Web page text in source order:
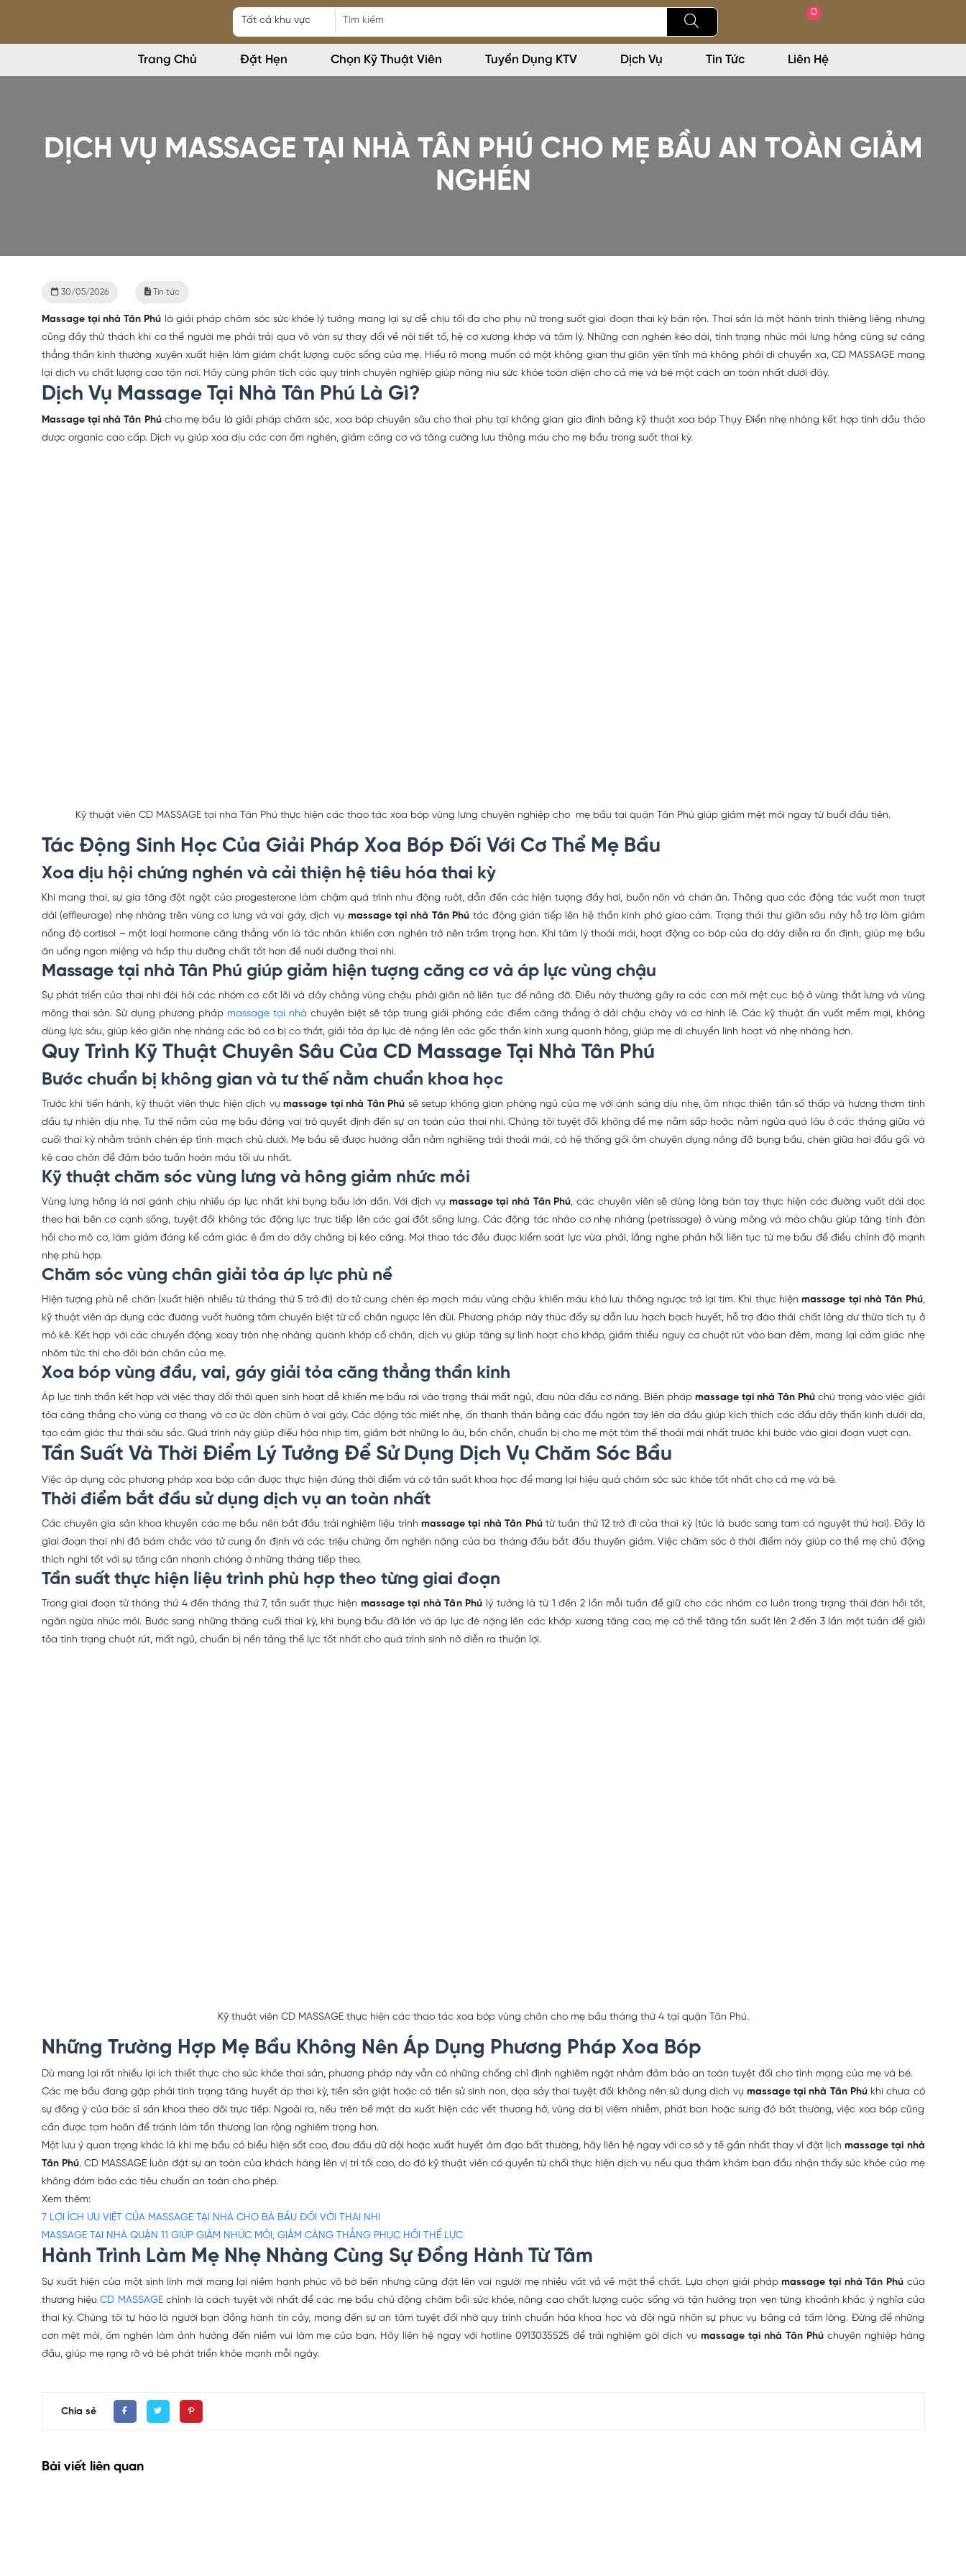
0
Trang Chủ Đặt Hẹn Chọn Kỹ Thuật Viên Tuyển Dụng KTV Dịch Vụ Tin Tức Liên Hệ
DỊCH VỤ MASSAGE TẠI NHÀ TÂN PHÚ CHO MẸ BẦU AN TOÀN GIẢM
NGHÉN
30/05/2026 Tin tức
Massage tại nhà Tân Phú là giải pháp chăm sóc sức khỏe lý tưởng mang lại sự dễ chịu tối đa cho phụ nữ trong suốt giai đoạn thai kỳ bận rộn. Thai sản là một hành trình thiêng liêng nhưng
cũng đầy thử thách khi cơ thể người mẹ phải trải qua vô vàn sự thay đổi về nội tiết tố, hệ cơ xương khớp và tâm lý. Những cơn nghén kéo dài, tình trạng nhức mỏi lưng hông cùng sự căng
thẳng thần kinh thường xuyên xuất hiện làm giảm chất lượng cuộc sống của mẹ. Hiểu rõ mong muốn có một không gian thư giãn yên tĩnh mà không phải di chuyển xa, CD MASSAGE mang
lại dịch vụ chất lượng cao tận nơi. Hãy cùng phân tích các quy trình chuyên nghiệp giúp nâng niu sức khỏe toàn diện cho cả mẹ và bé một cách an toàn nhất dưới đây.
Dịch Vụ Massage Tại Nhà Tân Phú Là Gì?
Massage tại nhà Tân Phúcho mẹ bầu là giải pháp chăm sóc, xoa bóp chuyên sâu cho thai phụ tại không gian gia đình bằng kỹ thuật xoa bóp Thụy Điển nhẹ nhàng kết hợp tinh dầu thảo
dược organic cao cấp. Dịch vụ giúp xoa dịu các cơn ốm nghén, giảm căng cơ và tăng cường lưu thông máu cho mẹ bầu trong suốt thai kỳ.
Kỹ thuật viên CD MASSAGE tại nhà Tân Phú thực hiện các thao tác xoa bóp vùng lưng chuyên nghiệp cho mẹ bầu tại quận Tân Phú giúp giảm mệt mỏi ngay từ buổi đầu tiên.
Tác Động Sinh Học Của Giải Pháp Xoa Bóp Đối Với Cơ Thể Mẹ Bầu
Xoa dịu hội chứng nghén và cải thiện hệ tiêu hóa thai kỳ
Khi mang thai, sự gia tăng đột ngột của progesterone làm chậm quá trình nhu động ruột, dẫn đến các hiện tượng đầy hơi, buồn nôn và chán ăn. Thông qua các động tác vuốt mơn trượt
dài (effleurage) nhẹ nhàng trên vùng cơ lưng và vai gáy, dịch vụ massage tại nhà Tân Phú tác động gián tiếp lên hệ thần kinh phó giao cảm. Trạng thái thư giãn sâu này hỗ trợ làm giảm
nồng độ cortisol – một loại hormone căng thẳng vốn là tác nhân khiến cơn nghén trở nên trầm trọng hơn. Khi tâm lý thoải mái, hoạt động co bóp của dạ dày diễn ra ổn định, giúp mẹ bầu
ăn uống ngon miệng và hấp thu dưỡng chất tốt hơn để nuôi dưỡng thai nhi.
Massage tại nhà Tân Phú giúp giảm hiện tượng căng cơ và áp lực vùng chậu
Sự phát triển của thai nhi đòi hỏi các nhóm cơ cốt lõi và dây chằng vùng chậu phải giãn nở liên tục để nâng đỡ. Điều này thường gây ra các cơn mỏi mệt cục bộ ở vùng thắt lưng và vùng
mông thai sản. Sử dụng phương pháp massage tại nhà chuyên biệt sẽ tập trung giải phóng các điểm căng thẳng ở dải chậu chày và cơ hình lê. Các kỹ thuật ấn vuốt mềm mại, không
dùng lực sâu, giúp kéo giãn nhẹ nhàng các bó cơ bị co thắt, giải tỏa áp lực đè nặng lên các gốc thần kinh xung quanh hông, giúp mẹ di chuyển linh hoạt và nhẹ nhàng hơn.
Quy Trình Kỹ Thuật Chuyên Sâu Của CD Massage Tại Nhà Tân Phú
Bước chuẩn bị không gian và tư thế nằm chuẩn khoa học
Trước khi tiến hành, kỹ thuật viên thực hiện dịch vụ massage tại nhà Tân Phú sẽ setup không gian phòng ngủ của mẹ với ánh sáng dịu nhẹ, âm nhạc thiền tần số thấp và hương thơm tinh
dầu tự nhiên dịu nhẹ. Tư thế nằm của mẹ bầu đóng vai trò quyết định đến sự an toàn của thai nhi. Chúng tôi tuyệt đối không để mẹ nằm sấp hoặc nằm ngửa quá lâu ở các tháng giữa và
cuối thai kỳ nhằm tránh chèn ép tĩnh mạch chủ dưới. Mẹ bầu sẽ được hướng dẫn nằm nghiêng trái thoải mái, có hệ thống gối ôm chuyên dụng nâng đỡ bụng bầu, chèn giữa hai đầu gối và
kê cao chân để đảm bảo tuần hoàn máu tối ưu nhất.
Kỹ thuật chăm sóc vùng lưng và hông giảm nhức mỏi
Vùng lưng hông là nơi gánh chịu nhiều áp lực nhất khi bụng bầu lớn dần. Với dịch vụ massage tại nhà Tân Phú, các chuyên viên sẽ dùng lòng bàn tay thực hiện các đường vuốt dài dọc
theo hai bên cơ cạnh sống, tuyệt đối không tác động lực trực tiếp lên các gai đốt sống lưng. Các động tác nhào cơ nhẹ nhàng (petrissage) ở vùng mông và mào chậu giúp tăng tính đàn
hồi cho mô cơ, làm giảm đáng kể cảm giác ê ẩm do dây chằng bị kéo căng. Mọi thao tác đều được kiểm soát lực vừa phải, lắng nghe phản hồi liên tục từ mẹ bầu để điều chỉnh độ mạnh
nhẹ phù hợp.
Chăm sóc vùng chân giải tỏa áp lực phù nề
Hiện tượng phù nề chân (xuất hiện nhiều từ tháng thứ 5 trở đi) do tử cung chèn ép mạch máu vùng chậu khiến máu khó lưu thông ngược trở lại tim. Khi thực hiệnmassage tại nhà Tân Phú,
kỹ thuật viên áp dụng các đường vuốt hướng tâm chuyên biệt từ cổ chân ngược lên đùi. Phương pháp này thúc đẩy sự dẫn lưu hạch bạch huyết, hỗ trợ đào thải chất lỏng dư thừa tích tụ ở
mô kẽ. Kết hợp với các chuyển động xoay tròn nhẹ nhàng quanh khớp cổ chân, dịch vụ giúp tăng sự linh hoạt cho khớp, giảm thiểu nguy cơ chuột rút vào ban đêm, mang lại cảm giác nhẹ
nhõm tức thì cho đôi bàn chân của mẹ.
Xoa bóp vùng đầu, vai, gáy giải tỏa căng thẳng thần kinh
Áp lực tinh thần kết hợp với việc thay đổi thói quen sinh hoạt dễ khiến mẹ bầu rơi vào trạng thái mất ngủ, đau nửa đầu cơ năng. Biện phápmassage tại nhà Tân Phú chú trọng vào việc giải
tỏa căng thẳng cho vùng cơ thang và cơ ức đòn chũm ở vai gáy. Các động tác miết nhẹ, ấn thanh thản bằng các đầu ngón tay lên da đầu giúp kích thích các đầu dây thần kinh dưới da,
tạo cảm giác thư thái sâu sắc. Quá trình này giúp điều hòa nhịp tim, giảm bớt những lo âu, bồn chồn, chuẩn bị cho mẹ một tâm thế thoải mái nhất trước khi bước vào giai đoạn vượt cạn.
Tần Suất Và Thời Điểm Lý Tưởng Để Sử Dụng Dịch Vụ Chăm Sóc Bầu
Việc áp dụng các phương pháp xoa bóp cần được thực hiện đúng thời điểm và có tần suất khoa học để mang lại hiệu quả chăm sóc sức khỏe tốt nhất cho cả mẹ và bé.
Thời điểm bắt đầu sử dụng dịch vụ an toàn nhất
Các chuyên gia sản khoa khuyến cáo mẹ bầu nên bắt đầu trải nghiệm liệu trìnhmassage tại nhà Tân Phútừ tuần thứ 12 trở đi của thai kỳ (tức là bước sang tam cá nguyệt thứ hai). Đây là
giai đoạn thai nhi đã bám chắc vào tử cung ổn định và các triệu chứng ốm nghén nặng của ba tháng đầu bắt đầu thuyên giảm. Việc chăm sóc ở thời điểm này giúp cơ thể mẹ chủ động
thích nghi tốt với sự tăng cân nhanh chóng ở những tháng tiếp theo.
Tần suất thực hiện liệu trình phù hợp theo từng giai đoạn
Trong giai đoạn từ tháng thứ 4 đến tháng thứ 7, tần suất thực hiện massage tại nhà Tân Phú lý tưởng là từ 1 đến 2 lần mỗi tuần để giữ cho các nhóm cơ luôn trong trạng thái đàn hồi tốt,
ngăn ngừa nhức mỏi. Bước sang những tháng cuối thai kỳ, khi bụng bầu đã lớn và áp lực đè nặng lên các khớp xương tăng cao, mẹ có thể tăng tần suất lên 2 đến 3 lần một tuần để giải
tỏa tình trạng chuột rút, mất ngủ, chuẩn bị nền tảng thể lực tốt nhất cho quá trình sinh nở diễn ra thuận lợi.
Kỹ thuật viên CD MASSAGE thực hiện các thao tác xoa bóp vùng chân cho mẹ bầu tháng thứ 4 tại quận Tân Phú.
Những Trường Hợp Mẹ Bầu Không Nên Áp Dụng Phương Pháp Xoa Bóp
Dù mang lại rất nhiều lợi ích thiết thực cho sức khỏe thai sản, phương pháp này vẫn có những chống chỉ định nghiêm ngặt nhằm đảm bảo an toàn tuyệt đối cho tính mạng của mẹ và bé.
Các mẹ bầu đang gặp phải tình trạng tăng huyết áp thai kỳ, tiền sản giật hoặc có tiền sử sinh non, dọa sảy thai tuyệt đối không nên sử dụng dịch vụ massage tại nhà Tân Phúkhi chưa có
sự đồng ý của bác sĩ sản khoa theo dõi trực tiếp. Ngoài ra, nếu trên bề mặt da xuất hiện các vết thương hở, vùng da bị viêm nhiễm, phát ban hoặc sưng đỏ bất thường, việc xoa bóp cũng
cần được tạm hoãn để tránh làm tổn thương lan rộng nghiêm trọng hơn.
Một lưu ý quan trọng khác là khi mẹ bầu có biểu hiện sốt cao, đau đầu dữ dội hoặc xuất huyết âm đạo bất thường, hãy liên hệ ngay với cơ sở y tế gần nhất thay vì đặt lịchmassage tại nhà
Tân Phú. CD MASSAGE luôn đặt sự an toàn của khách hàng lên vị trí tối cao, do đó kỹ thuật viên có quyền từ chối thực hiện dịch vụ nếu qua thăm khám ban đầu nhận thấy sức khỏe của mẹ
không đảm bảo các tiêu chuẩn an toàn cho phép.
Xem thêm:
7 LỢI ÍCH ƯU VIỆT CỦA MASSAGE TẠI NHÀ CHO BÀ BẦU ĐỐI VỚI THAI NHI
MASSAGE TẠI NHÀ QUẬN 11 GIÚP GIẢM NHỨC MỎI, GIẢM CĂNG THẲNG PHỤC HỒI THỂ LỰC
Hành Trình Làm Mẹ Nhẹ Nhàng Cùng Sự Đồng Hành Từ Tâm
Sự xuất hiện của một sinh linh mới mang lại niềm hạnh phúc vô bờ bến nhưng cũng đặt lên vai người mẹ nhiều vất vả về mặt thể chất. Lựa chọn giải phápmassage tại nhà Tân Phúcủa
thương hiệuCD MASSAGEchính là cách tuyệt vời nhất để các mẹ bầu chủ động chăm bồi sức khỏe, nâng cao chất lượng cuộc sống và tận hưởng trọn vẹn từng khoảnh khắc ý nghĩa của
thai kỳ. Chúng tôi tự hào là người bạn đồng hành tin cậy, mang đến sự an tâm tuyệt đối nhờ quy trình chuẩn hóa khoa học và đội ngũ nhân sự phục vụ bằng cả tấm lòng. Đừng để những
cơn mệt mỏi, ốm nghén làm ảnh hưởng đến niềm vui làm mẹ của bạn. Hãy liên hệ ngay với hotline 0913035525 để trải nghiệm gói dịch vụmassage tại nhà Tân Phúchuyên nghiệp hàng
đầu, giúp mẹ rạng rỡ và bé phát triển khỏe mạnh mỗi ngày.
Chia sẻ
Bài viết liên quan